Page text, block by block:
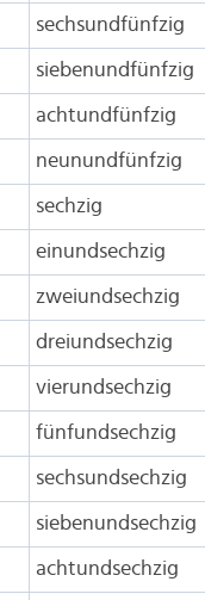
sechsundfünfzig
siebenundfünfzig
achtundfünfzig
neunundfünfzig
sechzig
einundsechzig
zweiundsechzig
dreiundsechzig
vierundsechzig
fünfundsechzig
sechsundsechzig
siebenundsechzig
achtundsechzig